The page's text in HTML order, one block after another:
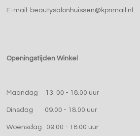
E-mail: beautysalonhuissen@kpnmail.nl
Openingstijden Winkel
Maandag 13. 00 - 18.00 uur
Dinsdag 09.00 - 18.00 uur
Woensdag 09.00 - 18.00 uur